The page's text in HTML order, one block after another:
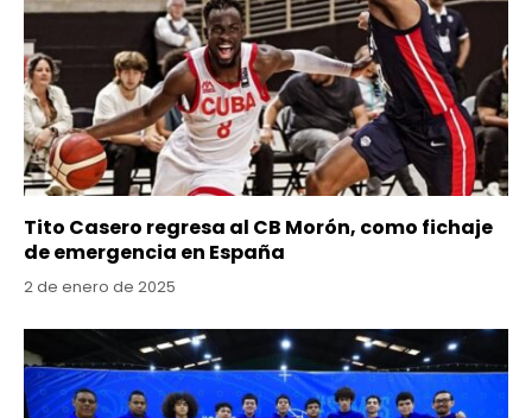
Tito Casero regresa al CB Morón, como fichaje
de emergencia en España
2 de enero de 2025